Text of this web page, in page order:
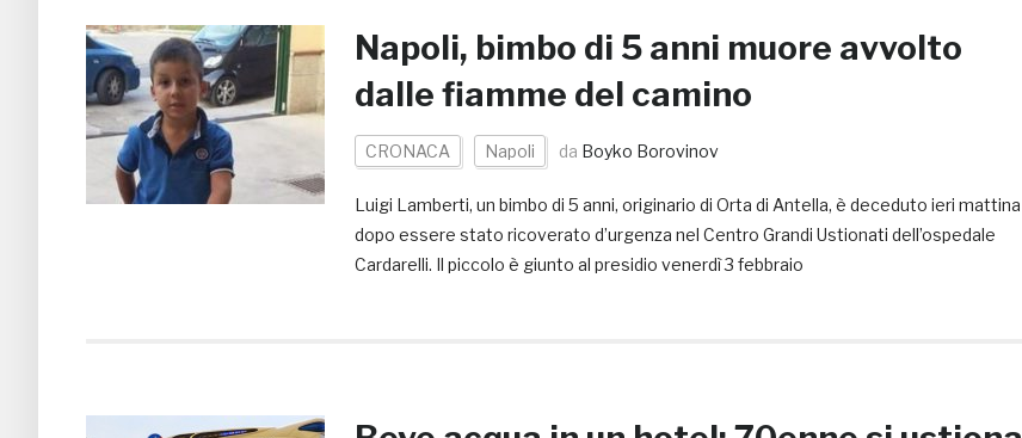
Napoli, bimbo di 5 anni muore avvolto
dalle fiamme del camino
CRONACA Napoli da Boyko Borovinov
Luigi Lamberti, un bimbo di 5 anni, originario di Orta di Antella, è deceduto ieri mattina
dopo essere stato ricoverato d’urgenza nel Centro Grandi Ustionati dell’ospedale
Cardarelli. Il piccolo è giunto al presidio venerdì 3 febbraio